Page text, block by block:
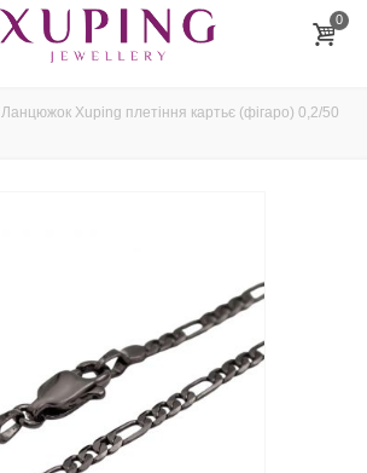
0
Ланцюжок Xuping плетіння картьє (фігаро) 0,2/50